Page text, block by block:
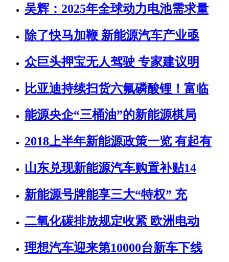
吴辉：2025年全球动力电池需求量
除了快马加鞭 新能源汽车产业亟
众巨头押宝无人驾驶 专家建议明
比亚迪持续扫货六氟磷酸锂！富临
能源央企“三桶油”的新能源棋局
2018上半年新能源政策一览 有起有
山东兑现新能源汽车购置补贴14
新能源号牌能享三大“特权” 充
二氧化碳排放规定收紧 欧洲电动
理想汽车迎来第10000台新车下线